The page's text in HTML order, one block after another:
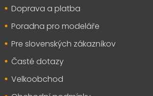
Doprava a platba
Poradna pro modeláře
Pre slovenských zákazníkov
Časté dotazy
Velkoobchod